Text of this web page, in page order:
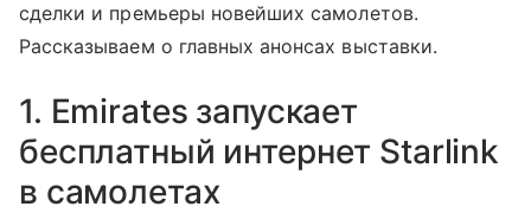
сделки и премьеры новейших самолетов.
Рассказываем о главных анонсах выставки.
1. Emirates запускает
бесплатный интернет Starlink
в самолетах